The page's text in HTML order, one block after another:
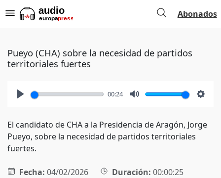
Abonados
Pueyo (CHA) sobre la necesidad de partidos
territoriales fuertes
00:24
El candidato de CHA a la Presidencia de Aragón, Jorge
Pueyo, sobre la necesidad de partidos territoriales
fuertes.
Fecha: 04/02/2026 Duración: 00:00:25